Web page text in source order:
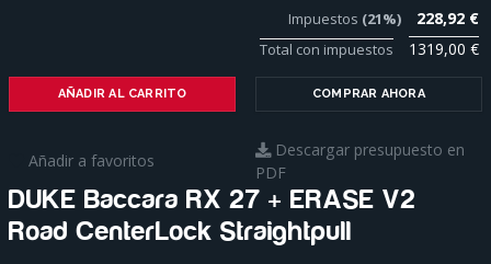
Impuestos (21%) 228,92 €
Total con impuestos 1319,00 €
AÑADIR AL CARRITO COMPRAR AHORA
Añadir a favoritos
Descargar presupuesto en
PDF
DUKE Baccara RX 27 + ERASE V2
Road CenterLock Straightpull